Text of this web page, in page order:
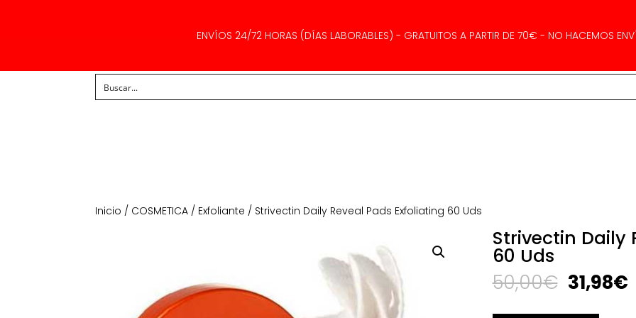
ENVÍOS 24/72 HORAS (DÍAS LABORABLES) - GRATUITOS A PARTIR DE 70€ - NO HACEMOS
Inicio / COSMETICA / Exfoliante / Strivectin Daily Reveal Pads Exfoliating 60 Uds
Strivectin Daily
60 Uds
50,00€ El
precio
31,98€El